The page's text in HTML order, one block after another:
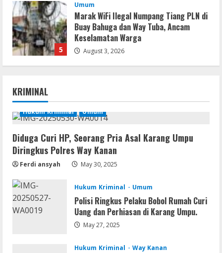
5
Umum
Marak WiFi Ilegal Numpang Tiang PLN di
Buay Bahuga dan Way Tuba, Ancam
Keselamatan Warga
August 3, 2026
1
Kanan
August 5, 2026
Umum
Profil AKBP Ramadhona, Eks Perwira
Brimob Papua Kini Jabat Kapolres Way
Kanan,Masyarakat Ogan Di Lampung
August 4, 2026
Umum
Ketua Pro Jurnalis Media Siber Way
Kanan Apresiasi Prestasi Reva Radisya,
Putri Ferdiansyah, Lolos di Unila
Jurusan HI
KRIMINAL
Hukum Kriminal Umum
Diduga Curi HP, Seorang Pria Asal Karang Umpu
Diringkus Polres Way Kanan
Ferdi ansyah May 30, 2025
Hukum Kriminal Umum
Polisi Ringkus Pelaku Bobol Rumah Curi
Uang dan Perhiasan di Karang Umpu.
May 27, 2025
Hukum Kriminal Way Kanan